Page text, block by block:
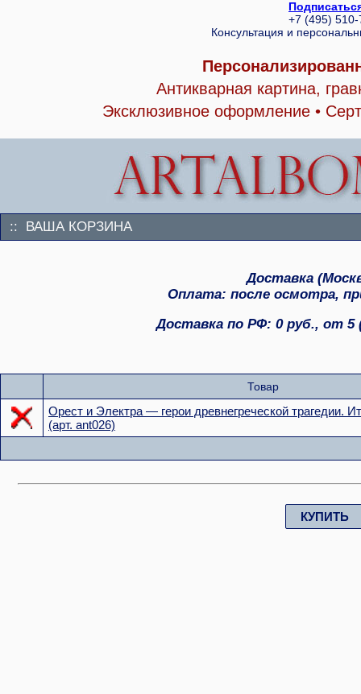
+7 (495)
Консультация и
Антикварная картина,
Эксклюзивное оформление •
:: ВАША КОРЗИНА
Доставка
Оплата: после осмотра,
Доставка по РФ: 0 руб., от 5
Товар
Орест и Электра — герои древнегреческой трагедии.
(арт. ant026)
КУПИТЬ